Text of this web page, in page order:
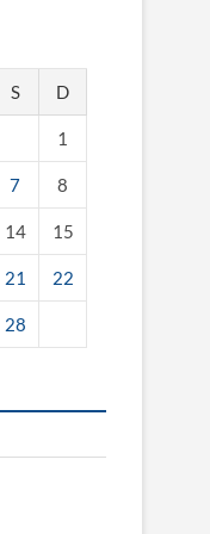
S D
1
7 8
14 15
21 22
28